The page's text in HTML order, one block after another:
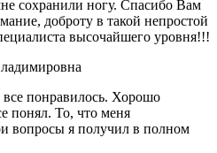
сохранили ногу. Спасибо Вам
доброту в такой непростой
высочайшего уровня!!!
понравилось. Хорошо
понял. То, что меня
вопросы я получил в полном